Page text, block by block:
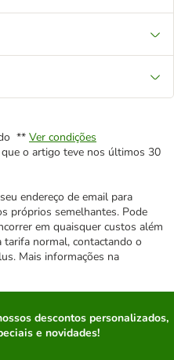
** Ver condições
o artigo teve nos últimos 30
endereço de email para
próprios semelhantes. Pode
em quaisquer custos além
normal, contactando o
Mais informações na
descontos personalizados,
e novidades!